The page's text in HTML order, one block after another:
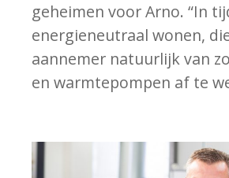
geheimen voor Arno. “In
energieneutraal wonen,
aannemer natuurlijk van
en warmtepompen af te